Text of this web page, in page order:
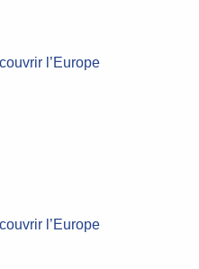
l’Europe
l’Europe